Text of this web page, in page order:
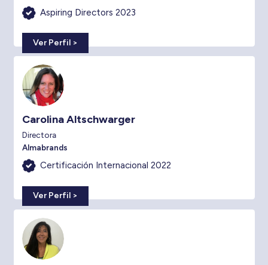
Aspiring Directors 2023
Ver Perfil >
Carolina Altschwarger
Directora
Almabrands
Certificación Internacional 2022
Ver Perfil >